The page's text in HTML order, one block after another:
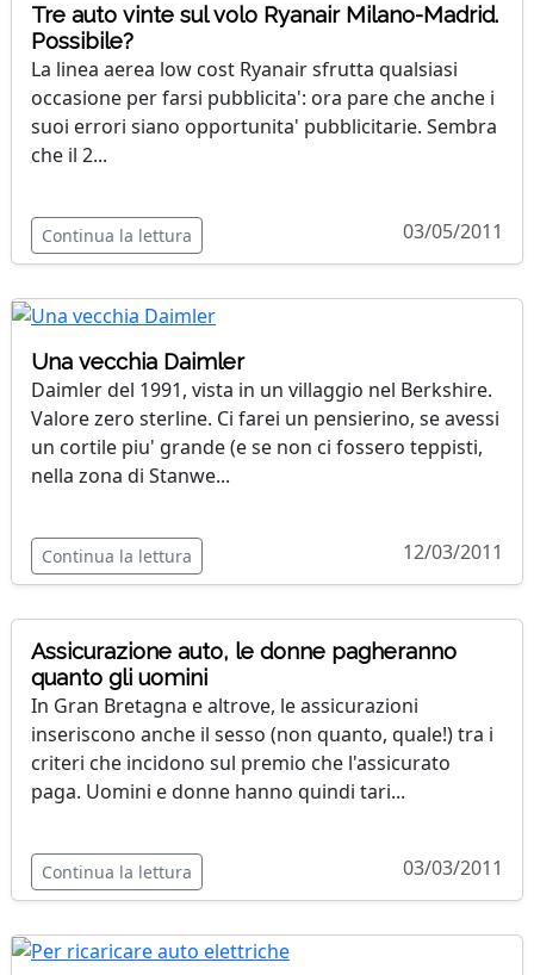
Tre auto vinte sul volo Ryanair Milano-Madrid.
Possibile?
La linea aerea low cost Ryanair sfrutta qualsiasi
occasione per farsi pubblicita': ora pare che anche i
suoi errori siano opportunita' pubblicitarie. Sembra
che il 2...
Continua la lettura 03/05/2011
Una vecchia Daimler
Daimler del 1991, vista in un villaggio nel Berkshire.
Valore zero sterline. Ci farei un pensierino, se avessi
un cortile piu' grande (e se non ci fossero teppisti,
nella zona di Stanwe...
Continua la lettura 12/03/2011
Assicurazione auto, le donne pagheranno
quanto gli uomini
In Gran Bretagna e altrove, le assicurazioni
inseriscono anche il sesso (non quanto, quale!) tra i
criteri che incidono sul premio che l'assicurato
paga. Uomini e donne hanno quindi tari...
Continua la lettura 03/03/2011